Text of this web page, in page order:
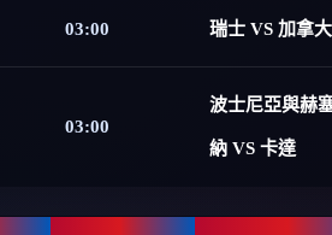
03:00 瑞士 VS 加拿大
03:00
波士尼亞與赫
納 VS 卡達